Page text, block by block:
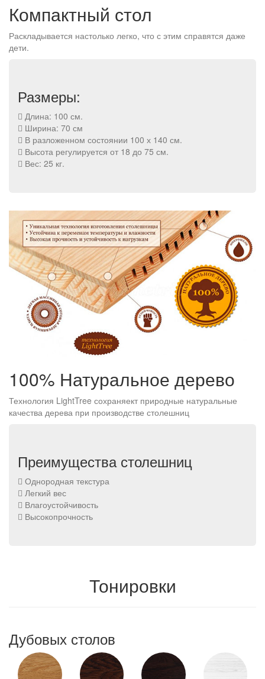
Компактный стол
Раскладывается настолько легко, что с этим справятся даже
дети.
Размеры:
Длина: 100 см.
Ширина: 70 см
В разложенном состоянии 100 х 140 см.
Высота регулируется от 18 до 75 см.
Вес: 25 кг.
100% Натуральное дерево
Технология LightTree сохраняект природные натуральные
качества дерева при производстве столешниц
Преимущества столешниц
Однородная текстура
Легкий вес
Влагоустойчивость
Высокопрочность
Тонировки
Дубовых столов